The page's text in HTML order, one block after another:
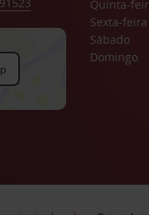
Quinta-
Sexta-feira
Sábado
Domingo